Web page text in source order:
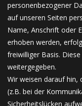
personenbezogener
auf unseren Seiten
Name, Anschrift oder
erhoben werden,
freiwilliger Basis.
weitergegeben.
Wir weisen darauf hin,
(z.B. bei der
Sicherheitslücken